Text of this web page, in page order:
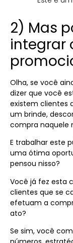
2) Mas
integrar
Olha, se você
dizer que você
existem clientes
um brinde,
compra naquele
E trabalhar este
uma ótima
pensou nisso?
Você já fez esta
clientes que se
efetuam a
ato?
Se sim, você